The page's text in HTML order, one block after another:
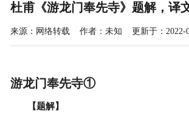
杜甫《游龙门奉先寺》题解，译
来源：网络转载 作者：未知 更新于：2022-
游龙门奉先寺①
【题解】